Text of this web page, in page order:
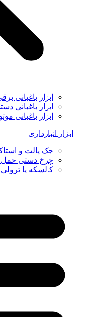
ابزار باغبانی
ابزار باغبانی
ابزار باغبانی
ابزار انبارداری
جک پالت و
چرخ دستی حمل
کالسکه یا